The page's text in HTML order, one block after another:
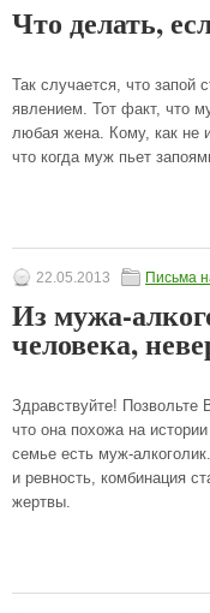
Что делать,
Так случается, что запой
явлением. Тот факт, что
любая жена. Кому, как не
что когда муж пьет
22.05.2013 Письма
Из мужа-
человека,
Здравствуйте! Позвольте
что она похожа на
семье есть муж-
и ревность, комбинация
жертвы.